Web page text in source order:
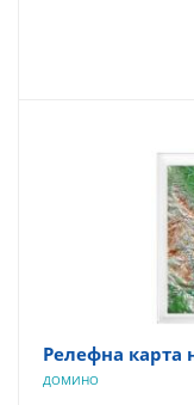
Релефна карта
ДОМИНО